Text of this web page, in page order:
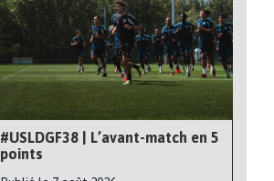
#USLDGF38 | L’avant-match en 5
points